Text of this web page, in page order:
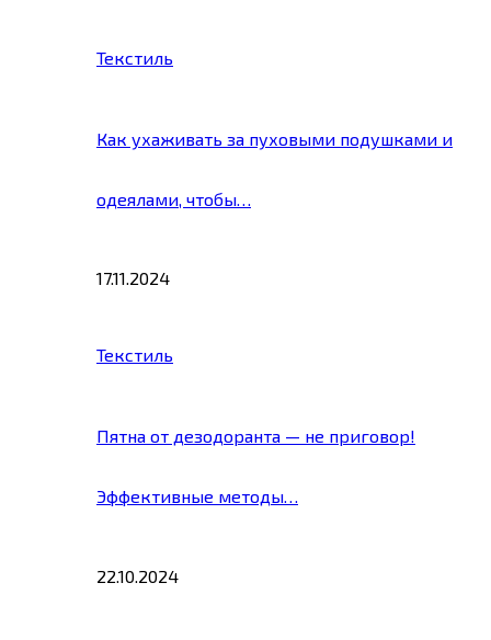
Текстиль
Как ухаживать за пуховыми подушками и
одеялами, чтобы…
17.11.2024
Текстиль
Пятна от дезодоранта — не приговор!
Эффективные методы…
22.10.2024